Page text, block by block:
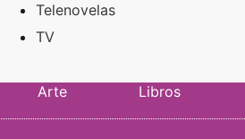
Telenovelas
TV
Arte Libros